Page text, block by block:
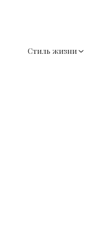
Стиль жизни